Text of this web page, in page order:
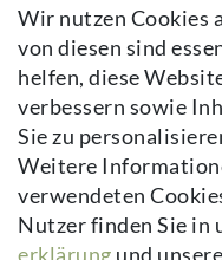
Impressum
Daten­schutz­erklärung
AGB
Kontakt
Vertrag widerrufen
Newsletter
E-MAIL **
Newsletter
Wir nutzen Cookies
von diesen sind
helfen, diese
verbessern sowie
Sie zu
Weitere
verwendeten
Nutzer finden Sie in
erklärung und